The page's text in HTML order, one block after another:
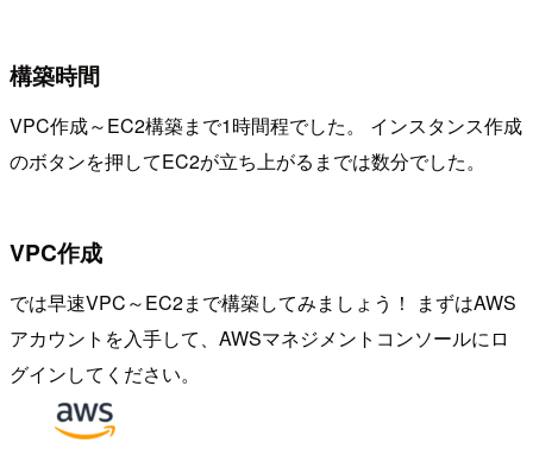
構築時間
VPC作成～EC2構築まで1時間程でした。 インスタンス作成
のボタンを押してEC2が立ち上がるまでは数分でした。
VPC作成
では早速VPC～EC2まで構築してみましょう！ まずはAWS
アカウントを入手して、AWSマネジメントコンソールにロ
グインしてください。